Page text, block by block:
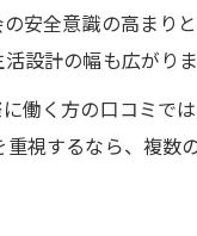
安全意識の高まり
設計の幅も広がりま
働く方の口コミで
視するなら、複数